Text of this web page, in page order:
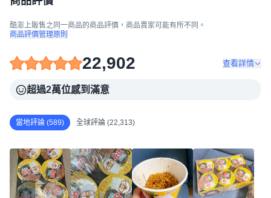
酷澎上販售之同一商品的商品評價，商品賣家可能有所不同。
商品評價管理原則
22,902 查看詳情
超過2萬位感到滿意
當地評論 (589) 全球評論 (22,313)